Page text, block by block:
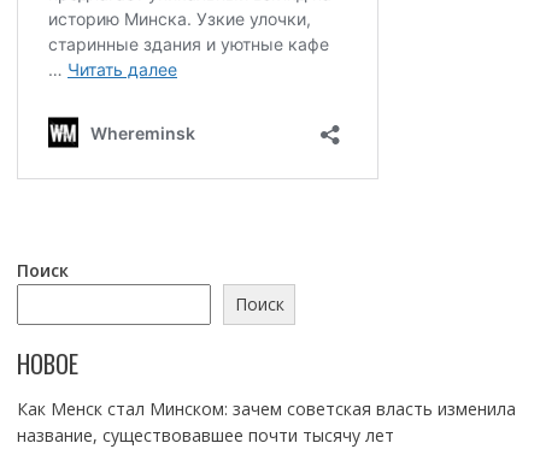
Поиск
Поиск
НОВОЕ
Как Менск стал Минском: зачем советская власть изменила
название, существовавшее почти тысячу лет